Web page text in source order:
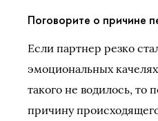
Поговорите о причине
Если партнер резко
эмоциональных
такого не водилось, то
причину